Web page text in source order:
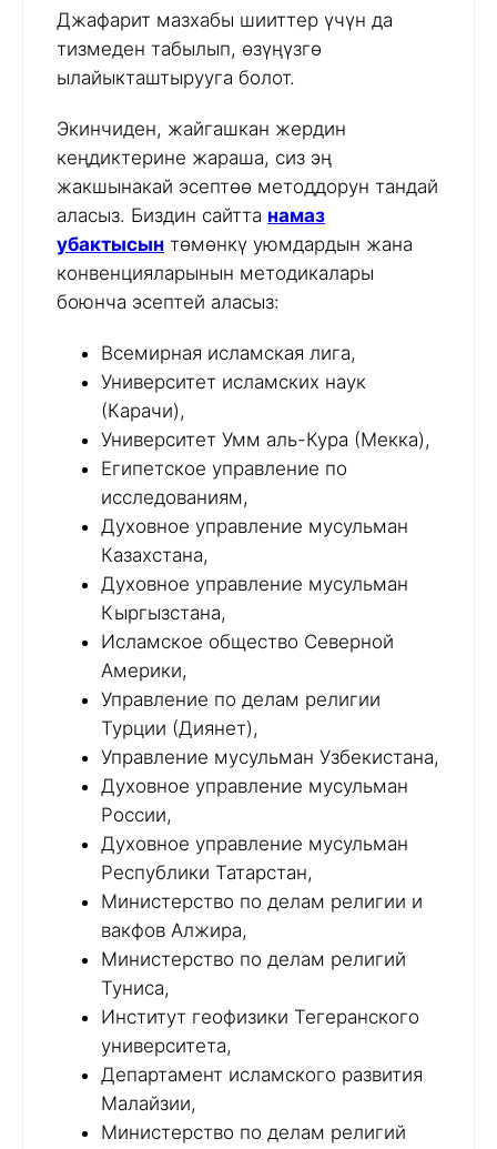
Джафарит мазхабы шииттер үчүн да
тизмеден табылып, өзүңүзгө
ылайыкташтырууга болот.
Экинчиден, жайгашкан жердин
кеңдиктерине жараша, сиз эң
жакшынакай эсептөө методдорун тандай
аласыз. Биздин сайтта намаз
убактысын төмөнкү уюмдардын жана
конвенцияларынын методикалары
боюнча эсептей аласыз:
Всемирная исламская лига,
Университет исламских наук
(Карачи),
Университет Умм аль-Кура (Мекка),
Египетское управление по
исследованиям,
Духовное управление мусульман
Казахстана,
Духовное управление мусульман
Кыргызстана,
Исламское общество Северной
Америки,
Управление по делам религии
Турции (Диянет),
Управление мусульман Узбекистана,
Духовное управление мусульман
России,
Духовное управление мусульман
Республики Татарстан,
Министерство по делам религии и
вакфов Алжира,
Министерство по делам религий
Туниса,
Институт геофизики Тегеранского
университета,
Департамент исламского развития
Малайзии,
Министерство по делам религий